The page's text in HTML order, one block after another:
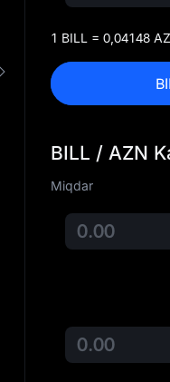
AZN Konverteri
1 BILL = 0,04148
BILL / AZN
Miqdar